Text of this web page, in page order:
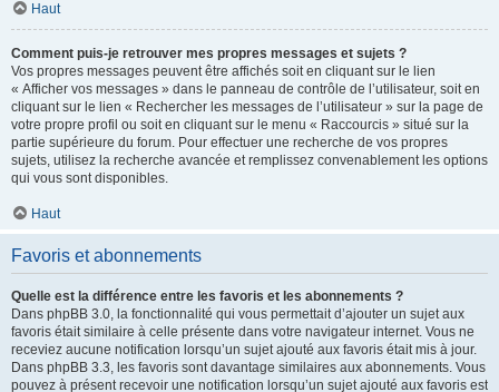
Haut
Comment puis-je retrouver mes propres messages et sujets ?
Vos propres messages peuvent être affichés soit en cliquant sur le lien
« Afficher vos messages » dans le panneau de contrôle de l’utilisateur, soit en
cliquant sur le lien « Rechercher les messages de l’utilisateur » sur la page de
votre propre profil ou soit en cliquant sur le menu « Raccourcis » situé sur la
partie supérieure du forum. Pour effectuer une recherche de vos propres
sujets, utilisez la recherche avancée et remplissez convenablement les options
qui vous sont disponibles.
Haut
Favoris et abonnements
Quelle est la différence entre les favoris et les abonnements ?
Dans phpBB 3.0, la fonctionnalité qui vous permettait d’ajouter un sujet aux
favoris était similaire à celle présente dans votre navigateur internet. Vous ne
receviez aucune notification lorsqu’un sujet ajouté aux favoris était mis à jour.
Dans phpBB 3.3, les favoris sont davantage similaires aux abonnements. Vous
pouvez à présent recevoir une notification lorsqu’un sujet ajouté aux favoris est